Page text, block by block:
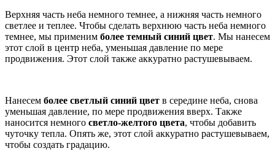
Верхняя часть неба немного темнее, а нижняя часть немного
светлее и теплее. Чтобы сделать верхнюю часть неба немного
темнее, мы применим более темный синий цвет. Мы нанесем
этот слой в центр неба, уменьшая давление по мере
продвижения. Этот слой также аккуратно растушевываем.
Нанесем более светлый синий цвет в середине неба, снова
уменьшая давление, по мере продвижения вверх. Также
наносится немного светло-желтого цвета, чтобы добавить
чуточку тепла. Опять же, этот слой аккуратно растушевываем,
чтобы создать градацию.